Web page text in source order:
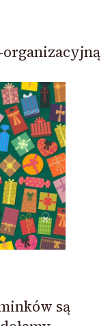
organizacyjną
są